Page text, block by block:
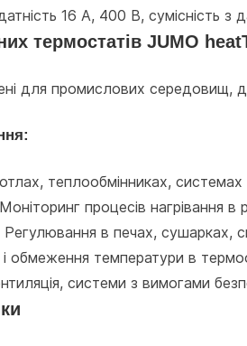
16 A, 400 В, сумісність
термостатів JUMO
для промислових середовищ,
теплообмінниках, системах
процесів нагрівання в
Регулювання в печах, сушарках,
обмеження температури в
системи з вимогами